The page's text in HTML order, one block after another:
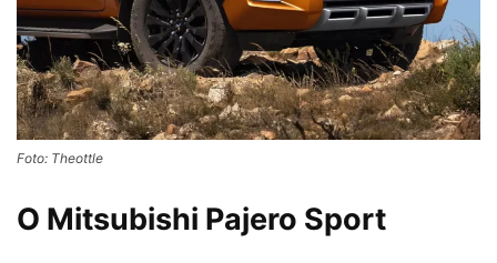
Foto: Theottle
O Mitsubishi Pajero Sport